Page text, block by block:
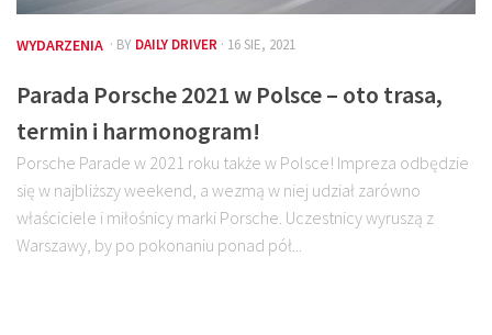
WYDARZENIA · BY DAILY DRIVER · 16 SIE, 2021
Parada Porsche 2021 w Polsce – oto trasa,
termin i harmonogram!
Porsche Parade w 2021 roku także w Polsce! Impreza odbędzie
się w najbliższy weekend, a wezmą w niej udział zarówno
właściciele i miłośnicy marki Porsche. Uczestnicy wyruszą z
Warszawy, by po pokonaniu ponad pół...